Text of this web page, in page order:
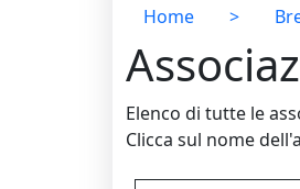
Home >
Elenco di tutte le
Clicca sul nome